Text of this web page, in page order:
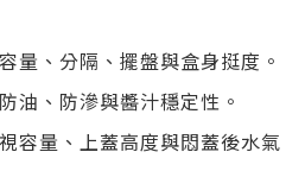
量、分隔、擺盤與盒身挺度。
油、防滲與醬汁穩定性。
容量、上蓋高度與悶蓋後水氣